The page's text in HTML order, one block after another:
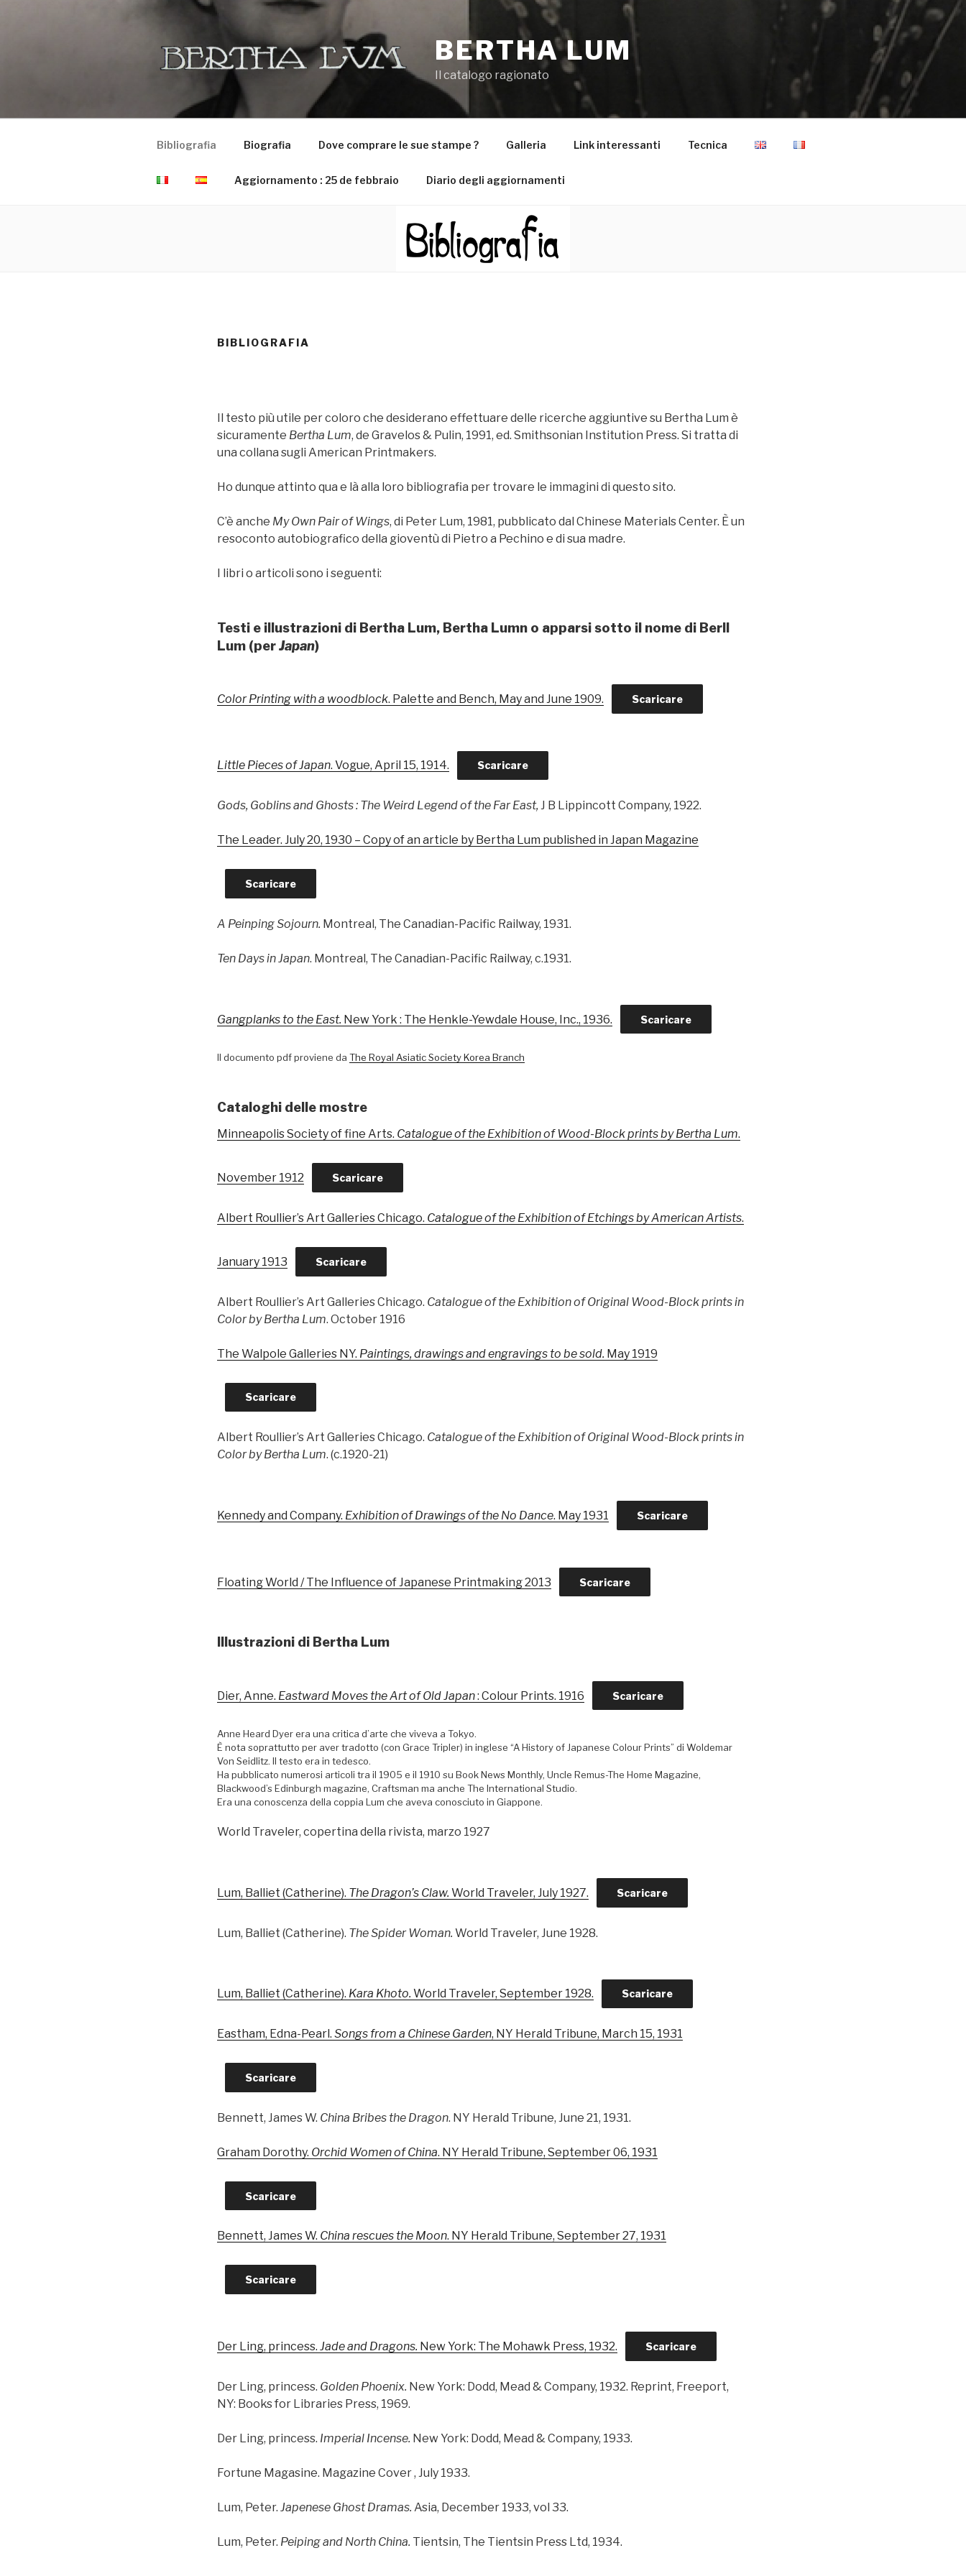
BERTHA LUM
Il catalogo ragionato
Bibliografia Biografia Dove comprare le sue stampe ? Galleria Link interessanti Tecnica
Aggiornamento : 25 de febbraio Diario degli aggiornamenti
BIBLIOGRAFIA
Il testo più utile per coloro che desiderano effettuare delle ricerche aggiuntive su Bertha Lum è
sicuramente Bertha Lum, de Gravelos & Pulin, 1991, ed. Smithsonian Institution Press. Si tratta di
una collana sugli American Printmakers.
Ho dunque attinto qua e là alla loro bibliografia per trovare le immagini di questo sito.
C’è anche My Own Pair of Wings, di Peter Lum, 1981, pubblicato dal Chinese Materials Center. È un
resoconto autobiografico della gioventù di Pietro a Pechino e di sua madre.
I libri o articoli sono i seguenti:
Testi e illustrazioni di Bertha Lum, Bertha Lumn o apparsi sotto il nome di Berll
Lum (perJapan)
Color Printing with a woodblock. Palette and Bench, May and June 1909. Scaricare
Little Pieces of Japan. Vogue, April 15, 1914. Scaricare
Gods, Goblins and Ghosts : The Weird Legend of the Far East, J B Lippincott Company, 1922.
The Leader. July 20, 1930 – Copy of an article by Bertha Lum published in Japan Magazine
Scaricare
A Peinping Sojourn. Montreal, The Canadian-Pacific Railway, 1931.
Ten Days in Japan. Montreal, The Canadian-Pacific Railway, c.1931.
Gangplanks to the East. New York : The Henkle-Yewdale House, Inc., 1936. Scaricare
Il documento pdf proviene da The Royal Asiatic Society Korea Branch
Cataloghi delle mostre
Minneapolis Society of fine Arts. Catalogue of the Exhibition of Wood-Block prints by Bertha Lum.
November 1912 Scaricare
Albert Roullier’s Art Galleries Chicago. Catalogue of the Exhibition of Etchings by American Artists.
January 1913 Scaricare
Albert Roullier’s Art Galleries Chicago. Catalogue of the Exhibition of Original Wood-Block prints in
Color by Bertha Lum. October 1916
The Walpole Galleries NY. Paintings, drawings and engravings to be sold. May 1919
Scaricare
Albert Roullier’s Art Galleries Chicago. Catalogue of the Exhibition of Original Wood-Block prints in
Color by Bertha Lum. (c.1920-21)
Kennedy and Company. Exhibition of Drawings of the No Dance. May 1931 Scaricare
Floating World / The Influence of Japanese Printmaking 2013 Scaricare
Illustrazioni di Bertha Lum
Dier, Anne. Eastward Moves the Art of Old Japan: Colour Prints. 1916 Scaricare
Anne Heard Dyer era una critica d’arte che viveva a Tokyo.
È nota soprattutto per aver tradotto (con Grace Tripler) in inglese “A History of Japanese Colour Prints” di Woldemar
Von Seidlitz. Il testo era in tedesco.
Ha pubblicato numerosi articoli tra il 1905 e il 1910 su Book News Monthly, Uncle Remus-The Home Magazine,
Blackwood’s Edinburgh magazine, Craftsman ma anche The International Studio.
Era una conoscenza della coppia Lum che aveva conosciuto in Giappone.
World Traveler, copertina della rivista, marzo 1927
Lum, Balliet (Catherine). The Dragon’s Claw. World Traveler, July 1927. Scaricare
Lum, Balliet (Catherine). The Spider Woman. World Traveler, June 1928.
Lum, Balliet (Catherine). Kara Khoto. World Traveler, September 1928. Scaricare
Eastham, Edna-Pearl. Songs from a Chinese Garden, NY Herald Tribune, March 15, 1931
Scaricare
Bennett, James W. China Bribes the Dragon. NY Herald Tribune, June 21, 1931.
Graham Dorothy. Orchid Women of China. NY Herald Tribune, September 06, 1931
Scaricare
Bennett, James W. China rescues the Moon. NY Herald Tribune, September 27, 1931
Scaricare
Der Ling, princess. Jade and Dragons. New York: The Mohawk Press, 1932. Scaricare
Der Ling, princess. Golden Phoenix. New York: Dodd, Mead & Company, 1932. Reprint, Freeport,
NY: Books for Libraries Press, 1969.
Der Ling, princess. Imperial Incense. New York: Dodd, Mead & Company, 1933.
Fortune Magasine. Magazine Cover , July 1933.
Lum, Peter. Japenese Ghost Dramas. Asia, December 1933, vol 33.
Lum, Peter. Peiping and North China. Tientsin, The Tientsin Press Ltd, 1934.